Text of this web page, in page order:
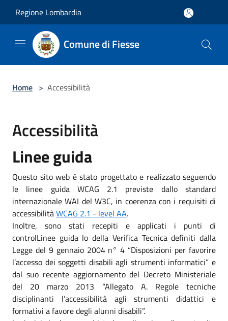
Regione Lombardia
Comune di Fiesse
Home > Accessibilità
Accessibilità
Linee guida
Questo sito web è stato progettato e realizzato seguendo
le linee guida WCAG 2.1 previste dallo standard
internazionale WAI del W3C, in coerenza con i requisiti di
accessibilitàWCAG 2.1 - level AA.
Inoltre, sono stati recepiti e applicati i punti di
controlLinee guida lo della Verifica Tecnica definiti dalla
Legge del 9 gennaio 2004 n° 4 “Disposizioni per favorire
l’accesso dei soggetti disabili agli strumenti informatici” e
dal suo recente aggiornamento del Decreto Ministeriale
del 20 marzo 2013 “Allegato A. Regole tecniche
disciplinanti l’accessibilità agli strumenti didattici e
formativi a favore degli alunni disabili”.